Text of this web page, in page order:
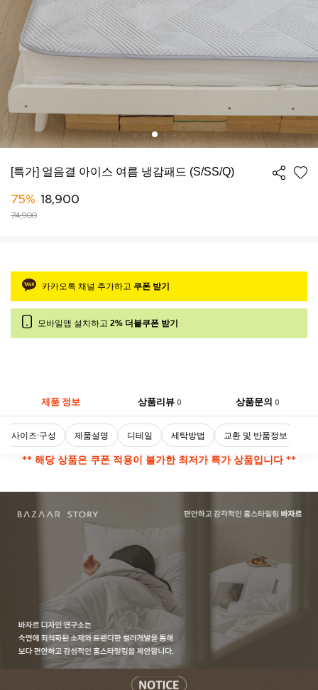
[특가] 얼음결 아이스 여름 냉감패드 (S/SS/Q)
75% 18,900
74,900
카카오톡 채널 추가하고 쿠폰 받기
모바일앱 설치하고 2% 더블쿠폰 받기
제품 정보 상품리뷰 0 상품문의0
사이즈·구성 제품설명 디테일 세탁방법 교환 및 반품정보
** 해당 상품은 쿠폰 적용이 불가한 최저가 특가 상품입니다 **